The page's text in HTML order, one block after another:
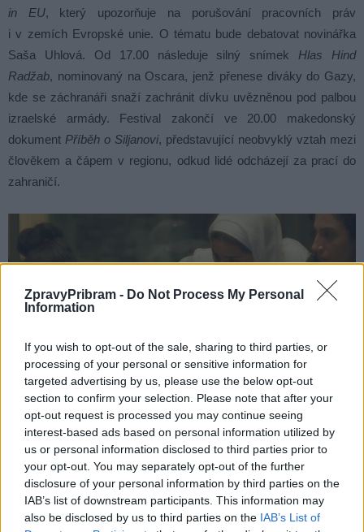
ZpravyPribram - Do Not Process My Personal
Information
If you wish to opt-out of the sale, sharing to third parties, or
processing of your personal or sensitive information for
targeted advertising by us, please use the below opt-out
section to confirm your selection. Please note that after your
opt-out request is processed you may continue seeing
interest-based ads based on personal information utilized by
us or personal information disclosed to third parties prior to
your opt-out. You may separately opt-out of the further
disclosure of your personal information by third parties on the
IAB’s list of downstream participants. This information may
also be disclosed by us to third parties on the IAB’s List of
in EU, který upozorňuje na porušování pracovních práv
i v zemích Evropské unie. O tématu bude debatovat novinářka
Saša Uhlová. Od 17.00 následuje silný snímek Hlas Hind
Radžab, nominovaný na Oscara, jenž přenese diváky do Gazy,
kde se záchranáři snaží zachránit dívku uvězněnou pod palbou
izraelské armády. Festival zakončí ve 20.00 makedonský
dokument Příběh o Siljanovi, představující neobvyklý vztah mezi
člověkem a čápem v regionu, odkud lidé odcházejí za prací do
zahraničí.
Hlas Hind Radžab. Foto: archiv pořadatelů
Místa na jednotlivá promítání je možné rezervovat předem
prostřednictvím e-mailu
jedensvet.pribram@gmail.com
sociálních sítích festivalu. Vstupenky budou k dispozici také
přímo na místě. Základní vstupné činí 100 korun, děti, studenti,
senioři a držitelé průkazů ZTP a ZTP/P zaplatí 80 korun,